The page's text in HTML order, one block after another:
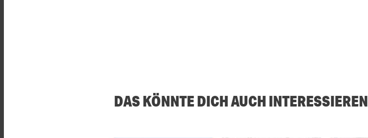
DAS KÖNNTE DICH AUCH INTERESSIEREN